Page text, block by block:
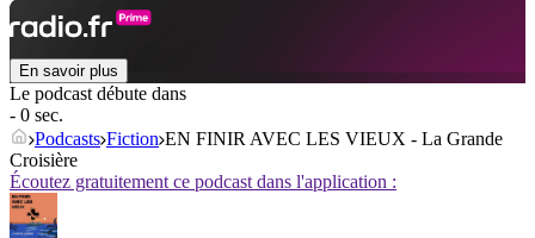
En savoir plus
Le podcast débute dans
- 0 sec.
Podcasts Fiction EN FINIR AVEC LES VIEUX - La Grande
Croisière
Écoutez gratuitement ce podcast dans l'application :